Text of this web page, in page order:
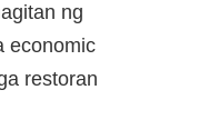
ng
economic
restoran